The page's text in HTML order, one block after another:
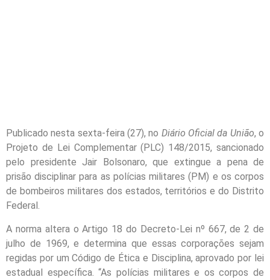
Publicado nesta sexta-feira (27), no Diário Oficial da União, o
Projeto de Lei Complementar (PLC) 148/2015, sancionado
pelo presidente Jair Bolsonaro, que extingue a pena de
prisão disciplinar para as polícias militares (PM) e os corpos
de bombeiros militares dos estados, territórios e do Distrito
Federal.
A norma altera o Artigo 18 do Decreto-Lei nº 667, de 2 de
julho de 1969, e determina que essas corporações sejam
regidas por um Código de Ética e Disciplina, aprovado por lei
estadual específica. “As polícias militares e os corpos de